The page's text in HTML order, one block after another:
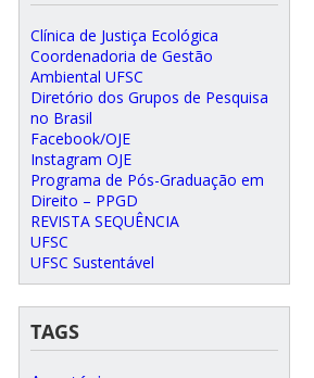
Clínica de Justiça Ecológica
Coordenadoria de Gestão
Ambiental UFSC
Diretório dos Grupos de Pesquisa
no Brasil
Facebook/OJE
Instagram OJE
Programa de Pós-Graduação em
Direito – PPGD
REVISTA SEQUÊNCIA
UFSC
UFSC Sustentável
TAGS